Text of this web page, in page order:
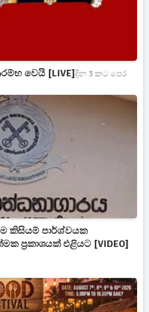
වෙයි [LIVE]දින 3 කට පෙර
කිසියම් පාර්ශ්වයක
ප්‍රකාශයක් එළියට [VIDEO]